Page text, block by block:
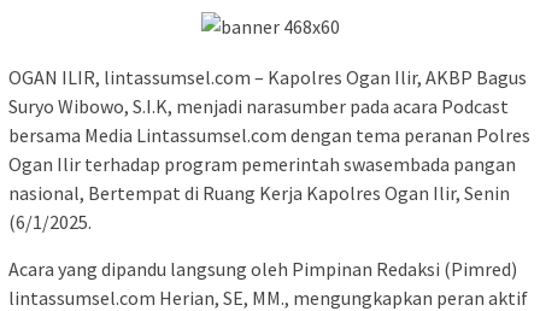
OGAN ILIR, lintassumsel.com – Kapolres Ogan Ilir, AKBP Bagus
Suryo Wibowo, S.I.K, menjadi narasumber pada acara Podcast
bersama Media Lintassumsel.com dengan tema peranan Polres
Ogan Ilir terhadap program pemerintah swasembada pangan
nasional, Bertempat di Ruang Kerja Kapolres Ogan Ilir, Senin
(6/1/2025.
Acara yang dipandu langsung oleh Pimpinan Redaksi (Pimred)
lintassumsel.com Herian, SE, MM., mengungkapkan peran aktif